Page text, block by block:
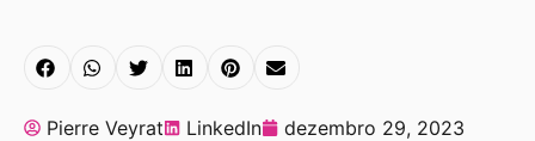
Pierre Veyrat LinkedIn dezembro 29, 2023